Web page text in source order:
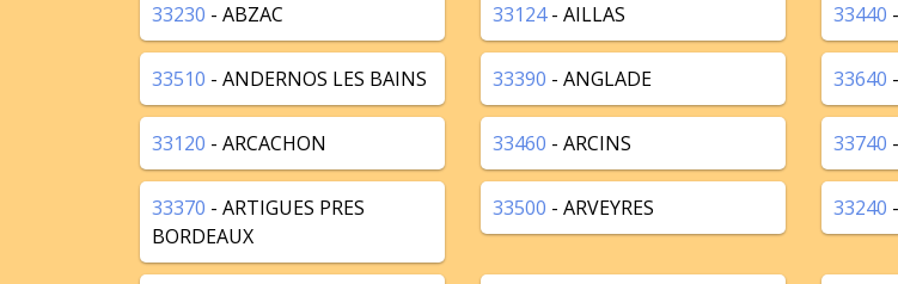
33230 - ABZAC 33124- AILLAS 33440
33510 - ANDERNOS LES BAINS 33390 - ANGLADE 33640
33120 - ARCACHON 33460 - ARCINS 33740
33370 - ARTIGUES PRES
BORDEAUX
33500 - ARVEYRES 33240